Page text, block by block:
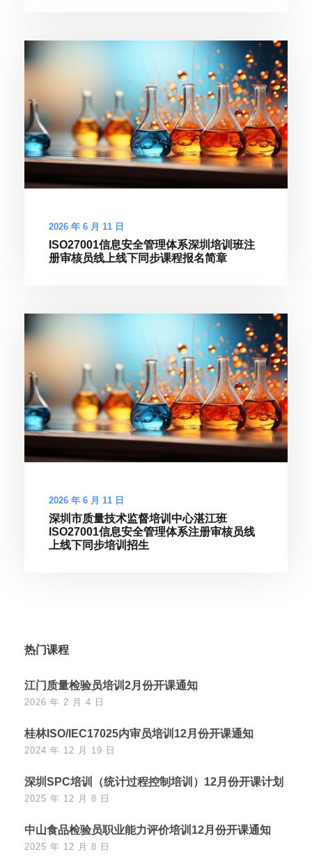
2026 年 6 月 11 日
ISO27001信息安全管理体系深圳培训班注
册审核员线上线下同步课程报名简章
2026 年 6 月 11 日
深圳市质量技术监督培训中心湛江班
ISO27001信息安全管理体系注册审核员线
上线下同步培训招生
热门课程
江门质量检验员培训2月份开课通知
2026 年 2 月 4 日
桂林ISO/IEC17025内审员培训12月份开课通知
2024 年 12 月 19 日
深圳SPC培训（统计过程控制培训）12月份开课计划
2025 年 12 月 8 日
中山食品检验员职业能力评价培训12月份开课通知
2025 年 12 月 8 日